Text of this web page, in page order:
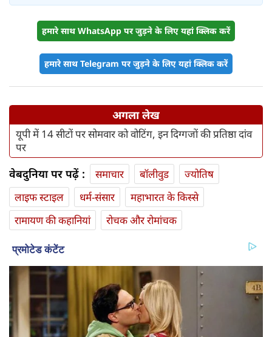
हमारे साथ WhatsApp पर जुड़ने के लिए यहां क्लिक करें
हमारे साथ Telegram पर जुड़ने के लिए यहां क्लिक करें
अगला लेख
यूपी में 14 सीटों पर सोमवार को वोटिंग, इन दिग्गजों की प्रतिष्ठा दांव
पर
वेबदुनिया पर पढ़ें : समाचार बॉलीवुड
ज्योतिष
लाइफ स्‍टाइल
धर्म-संसार
महाभारत के किस्से
रामायण की कहानियां
रोचक और रोमांचक